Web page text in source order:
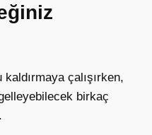
çalışırken,
birkaç